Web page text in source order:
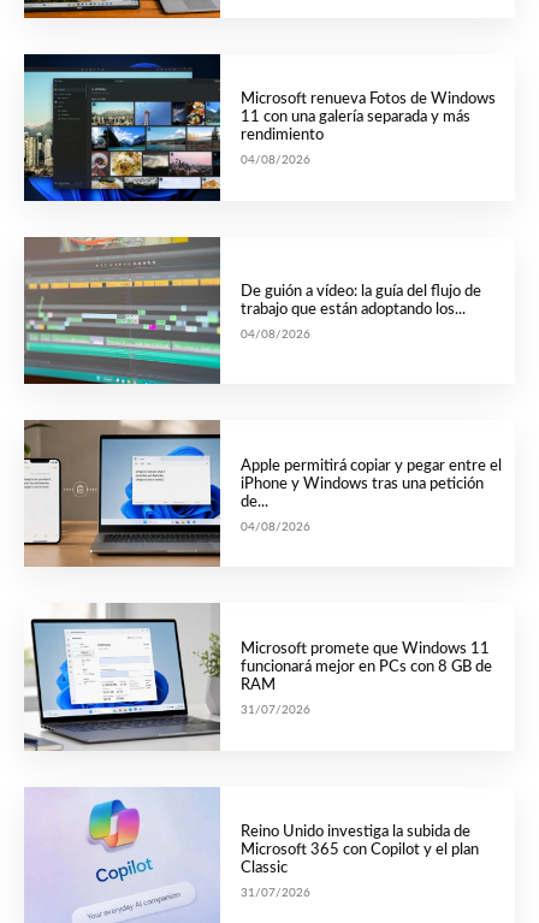
Microsoft renueva Fotos de Windows
11 con una galería separada y más
rendimiento
04/08/2026
De guión a vídeo: la guía del flujo de
trabajo que están adoptando los...
04/08/2026
Apple permitirá copiar y pegar entre el
iPhone y Windows tras una petición
de...
04/08/2026
Microsoft promete que Windows 11
funcionará mejor en PCs con 8 GB de
RAM
31/07/2026
Reino Unido investiga la subida de
Microsoft 365 con Copilot y el plan
Classic
31/07/2026